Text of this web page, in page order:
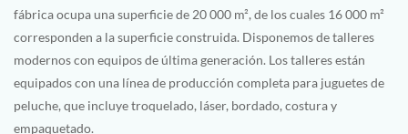
fábrica ocupa una superficie de 20 000 m², de los cuales 16 000 m²
corresponden a la superficie construida. Disponemos de talleres
modernos con equipos de última generación. Los talleres están
equipados con una línea de producción completa para juguetes de
peluche, que incluye troquelado, láser, bordado, costura y
empaquetado.